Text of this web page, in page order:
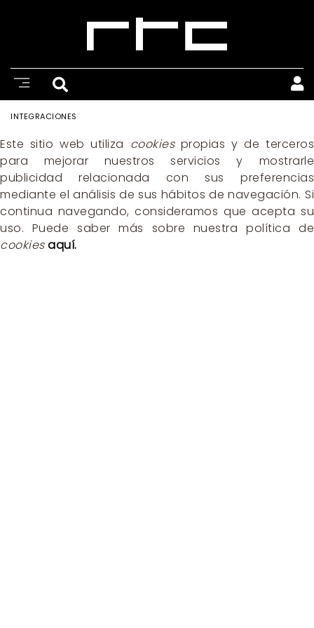
INTEGRACIONES
Este sitio web utiliza cookiespropias y de terceros
para mejorar nuestros servicios y mostrarle
publicidad relacionada con sus preferencias
mediante el análisis de sus hábitos de navegación. Si
continua navegando, consideramos que acepta su
uso. Puede saber más sobre nuestra política de
cookiesaquí.